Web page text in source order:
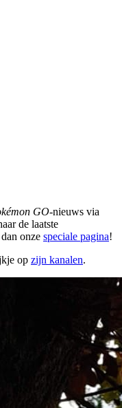
GO-nieuws via
de laatste
onze speciale pagina!
op zijn kanalen.